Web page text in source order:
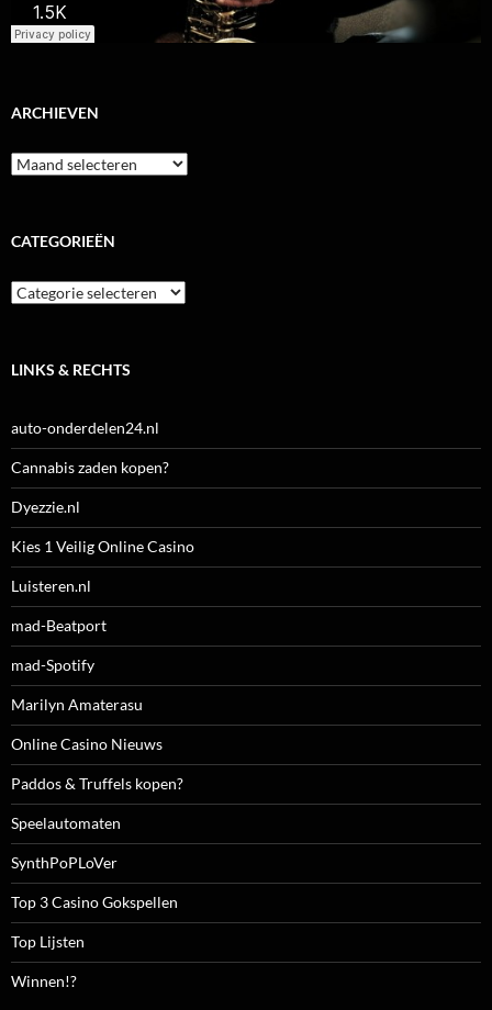
ARCHIEVEN
Archieven
CATEGORIEËN
Categorieën
LINKS & RECHTS
auto-onderdelen24.nl
Cannabis zaden kopen?
Dyezzie.nl
Kies 1 Veilig Online Casino
Luisteren.nl
mad-Beatport
mad-Spotify
Marilyn Amaterasu
Online Casino Nieuws
Paddos & Truffels kopen?
Speelautomaten
SynthPoPLoVer
Top 3 Casino Gokspellen
Top Lijsten
Winnen!?